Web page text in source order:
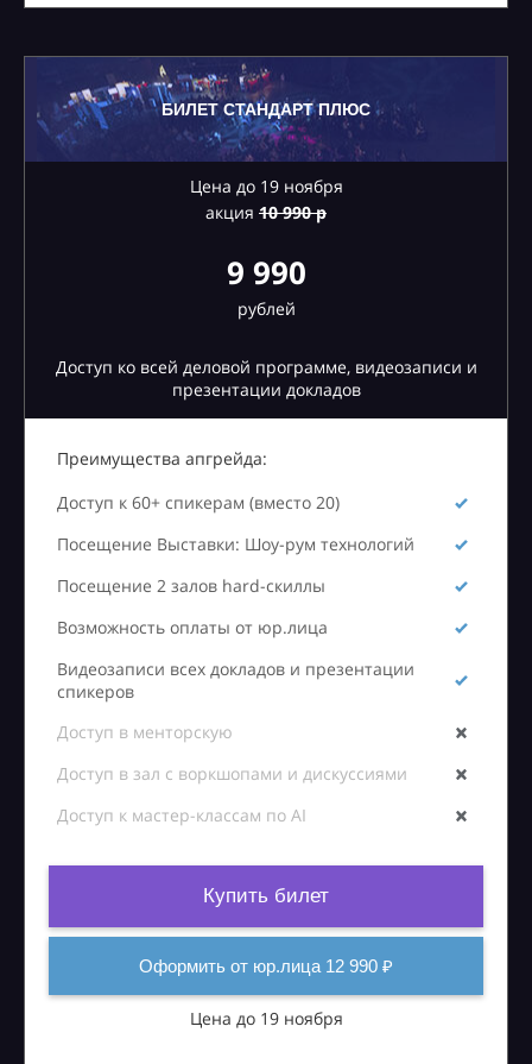
БИЛЕТ СТАНДАРТ ПЛЮС
Цена до 19 ноября
акция 10990 р
9 990
рублей
Доступ ко всей деловой программе, видеозаписи и
презентации докладов
Преимущества апгрейда:
Доступ к 60+ спикерам (вместо 20)
Посещение Выставки: Шоу-рум технологий
Посещение 2 залов hard-скиллы
Возможность оплаты от юр.лица
Видеозаписи всех докладов и презентации
спикеров
Доступ в менторскую
Доступ в зал с воркшопами и дискуссиями
Доступ к мастер-классам по AI
Купить билет
Оформить от юр.лица 12 990 ₽
Цена до 19 ноября